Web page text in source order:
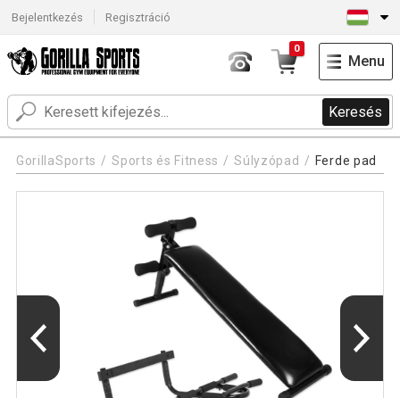
Bejelentkezés Regisztráció
Keresés
0
Menu
GorillaSports Sports és Fitness Súlyzópad Ferde pad